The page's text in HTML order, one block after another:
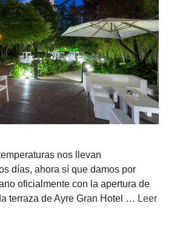
nos llevan
días, ahora sí que damos por
oficialmente con la apertura de
terraza de Ayre Gran Hotel … Leer